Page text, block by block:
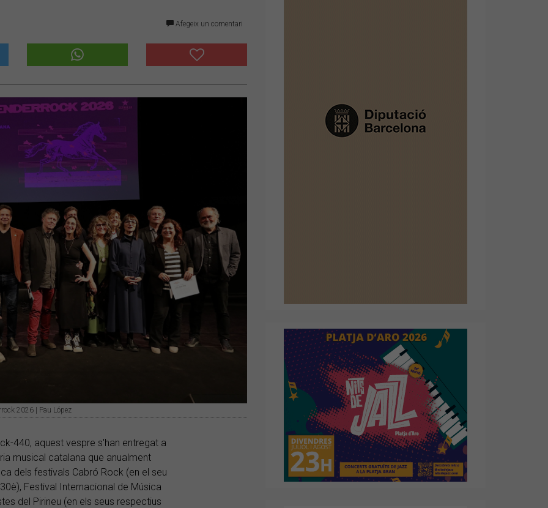
Afegeix un comentari
2026 | Pau López
440, aquest vespre s'han entregat a
musical catalana que anualment
dels festivals Cabró Rock (en el seu
Festival Internacional de Música
del Pirineu (en els seus respectius